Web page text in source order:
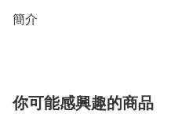
簡介
你可能感興趣的商品